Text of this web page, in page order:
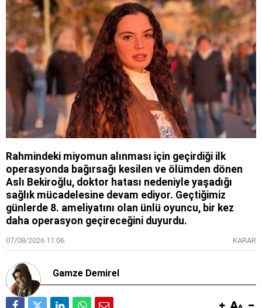
Rahmindeki miyomun alınması için geçirdiği ilk
operasyonda bağırsağı kesilen ve ölümden dönen
Aslı Bekiroğlu, doktor hatası nedeniyle yaşadığı
sağlık mücadelesine devam ediyor. Geçtiğimiz
günlerde 8. ameliyatını olan ünlü oyuncu, bir kez
daha operasyon geçireceğini duyurdu.
07/08/2026 11:06 KARAR
Gamze Demirel